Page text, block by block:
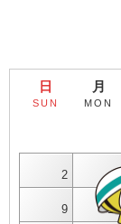
日
SUN
月
MON
2 3
9 10